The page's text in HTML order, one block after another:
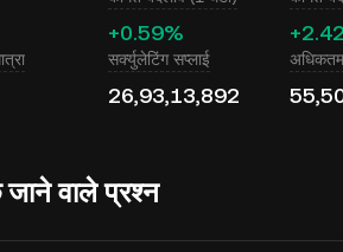
+0.59%
सर्क्युलेटिंग सप्लाई
26,93,13,892
वाले प्रश्न